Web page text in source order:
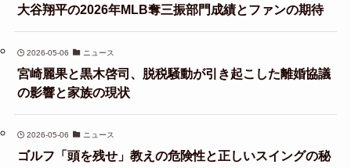
大谷翔平の2026年MLB奪三振部門成績とファンの期待
2026-05-06 ニュース
宮崎麗果と黒木啓司、脱税騒動が引き起こした離婚協議
の影響と家族の現状
2026-05-06 ニュース
ゴルフ「頭を残せ」教えの危険性と正しいスイングの秘